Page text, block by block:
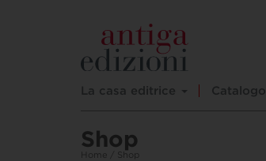
La casa editrice Catalogo
Shop
Home / Shop